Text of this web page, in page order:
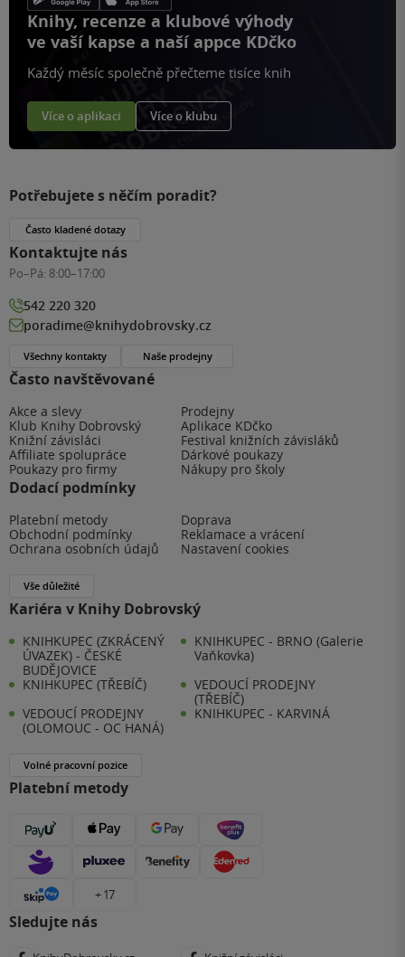
Knihy, recenze a klubové výhody
ve vaší kapse a naší appce KDčko
Každý měsíc společně přečteme tisíce knih
Více o aplikaci Více o klubu
Často navštěvované
Akce a slevy
Prodejny
Klub Knihy Dobrovský
Aplikace KDčko
Knižní závisláci
Festival knižních závisláků
Affiliate spolupráce
Dárkové poukazy
Poukazy pro firmy
Nákupy pro školy
Dodací podmínky
Platební metody
Doprava
Obchodní podmínky
Reklamace a vrácení
Ochrana osobních údajů
Nastavení cookies
Vše důležité
Kariéra v Knihy Dobrovský
KNIHKUPEC (ZKRÁCENÝ
ÚVAZEK) - ČESKÉ
BUDĚJOVICE
KNIHKUPEC - BRNO (Galerie
Vaňkovka)
KNIHKUPEC (TŘEBÍČ)
VEDOUCÍ PRODEJNY
(TŘEBÍČ)
VEDOUCÍ PRODEJNY
(OLOMOUC - OC HANÁ)
KNIHKUPEC - KARVINÁ
Volné pracovní pozice
Platební metody
+ 17
Sledujte nás
Potřebujete s něčím poradit?
Často kladené dotazy
Kontaktujte nás
Po–Pá: 8:00–17:00
542 220 320
poradime@knihydobrovsky.cz
Všechny kontakty Naše prodejny